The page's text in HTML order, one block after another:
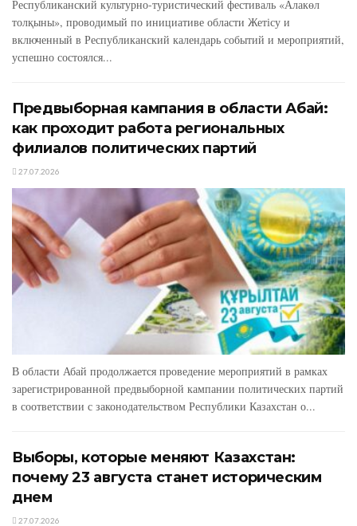
Республиканский культурно-туристический фестиваль «Алакөл
толқыны», проводимый по инициативе области Жетісу и
включенный в Республиканский календарь событий и мероприятий,
успешно состоялся...
Предвыборная кампания в области Абай:
как проходит работа региональных
филиалов политических партий
27.07.2026
В области Абай продолжается проведение мероприятий в рамках
зарегистрированной предвыборной кампании политических партий
в соответствии с законодательством Республики Казахстан о...
Выборы, которые меняют Казахстан:
почему 23 августа станет историческим
днем
27.07.2026